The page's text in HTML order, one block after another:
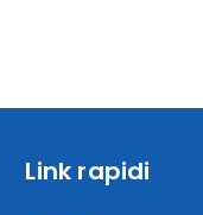
Link rapidi